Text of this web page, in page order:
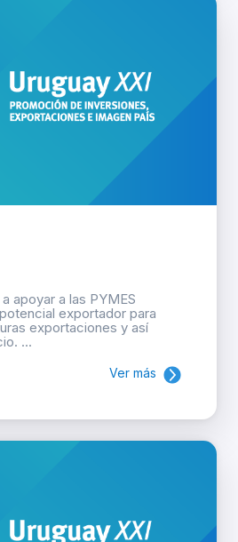
apoyar a las PYMES
exportador para
exportaciones y así
...
Ver más